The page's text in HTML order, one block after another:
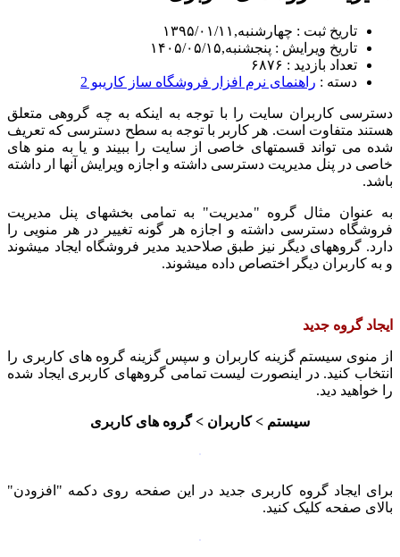
تاریخ ثبت : چهارشنبه,۱۳۹۵/۰۱/۱۱
تاریخ ویرایش : پنجشنبه,۱۴۰۵/۰۵/۱۵
تعداد بازدید : ۶۸۷۶
دسته : راهنمای نرم افزار فروشگاه ساز کاریبو 2
دسترسی کاربران سایت را با توجه به اینکه به چه گروهی متعلق
هستند متفاوت است. هر کاربر با توجه به سطح دسترسی که تعریف
شده می تواند قسمتهای خاصی از سایت را ببیند و یا به منو های
خاصی در پنل مدیریت دسترسی داشته و اجازه ویرایش آنها ار داشته
باشد.
به عنوان مثال گروه "مدیریت" به تمامی بخشهای پنل مدیریت
فروشگاه دسترسی داشته و اجازه هر گونه تغییر در هر منویی را
دارد. گروههای دیگر نیز طبق صلاحدید مدیر فروشگاه ایجاد میشوند
و به کاربران دیگر اختصاص داده میشوند.
ایجاد گروه جدید
از منوی سیستم گزینه کاربران و سپس گزینه گروه های کاربری را
انتخاب کنید. در اینصورت لیست تمامی گروههای کاربری ایجاد شده
را خواهید دید.
سیستم > کاربران > گروه های کاربری
برای ایجاد گروه کاربری جدید در این صفحه روی دکمه "افزودن"
بالای صفحه کلیک کنید.